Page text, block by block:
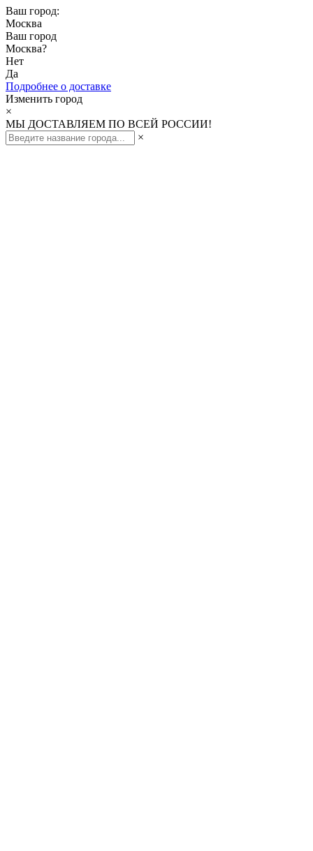
Ваш город:
Москва
Ваш город
Москва?
Нет
Да
Подробнее о доставке
Изменить город
×
МЫ ДОСТАВЛЯЕМ ПО ВСЕЙ РОССИИ!
×